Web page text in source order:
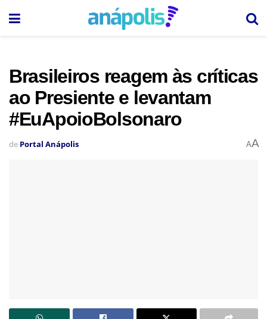
Brasileiros reagem às críticas
ao Presiente e levantam
#EuApoioBolsonaro
de Portal Anápolis AA